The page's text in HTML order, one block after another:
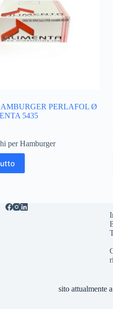
PERLAFOL Ø
5435
per Hamburger
sito attualmente